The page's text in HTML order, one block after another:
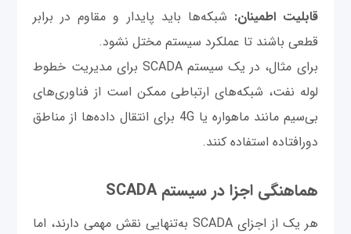
قابلیت اطمینان: شبکه‌ها باید پایدار و مقاوم در برابر
قطعی باشند تا عملکرد سیستم مختل نشود.
برای مثال، در یک سیستم SCADA برای مدیریت خطوط
لوله نفت، شبکه‌های ارتباطی ممکن است از فناوری‌های
بی‌سیم مانند ماهواره یا 4G برای انتقال داده‌ها از مناطق
دورافتاده استفاده کنند.
هماهنگی اجزا در سیستم SCADA
هر یک از اجزای SCADA به‌تنهایی نقش مهمی دارند، اما